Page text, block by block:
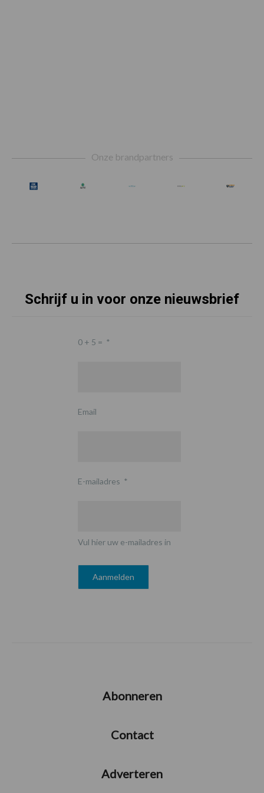
Onze brandpartners
Schrijf u in voor onze nieuwsbrief
0 + 5 = *
Email
E-mailadres *
Vul hier uw e-mailadres in
Abonneren
Contact
Adverteren